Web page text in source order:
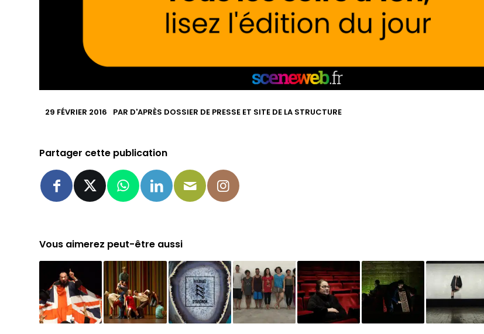
29 FÉVRIER 2016 PAR D'APRÈS DOSSIER DE PRESSE ET SITE DE LA STRUCTURE
Partager cette publication
Vous aimerez peut-être aussi